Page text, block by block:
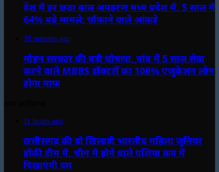
देश में हर छठा बाल अपहरण मध्य प्रदेश में, 5 साल में
64% बढ़े मामले; चौंकाने वाले आंकड़े
38 minutes ago
मोहन सरकार की बड़ी घोषणा, गांव में 5 साल सेवा
करने वाले MBBS डॉक्टरों का 100% एजुकेशन लोन
होगा माफ
11 hours ago
छत्तीसगढ़ की दो खिलाड़ी भारतीय महिला जूनियर
हॉकी टीम में, चीन में होने वाले एशिया कप में
दिखाएंगी दम